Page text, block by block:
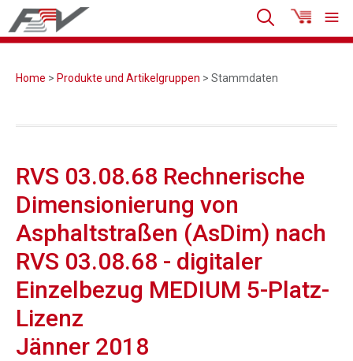
Home > Produkte und Artikelgruppen > Stammdaten
RVS 03.08.68 Rechnerische
Dimensionierung von
Asphaltstraßen (AsDim) nach
RVS 03.08.68 - digitaler
Einzelbezug MEDIUM 5-Platz-
Lizenz
Jänner 2018